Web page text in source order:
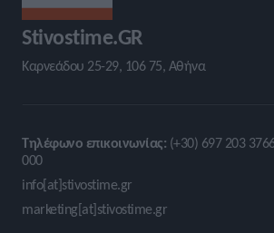
Stivostime.GR
Καρνεάδου 25-29, 106 75, Αθήνα
Τηλέφωνο επικοινωνίας: (+30) 697 203
000
info[at]stivostime.gr
marketing[at]stivostime.gr